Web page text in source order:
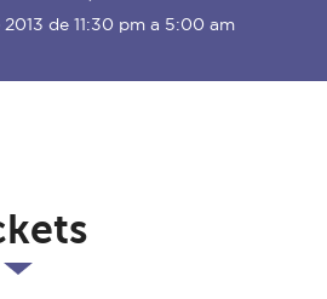
de 11:30 pm a 5:00 am